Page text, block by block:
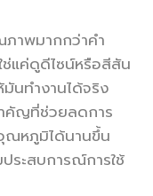
าพมากกว่าคำ
ช่แค่ดูดีไซน์หรือสีสัน
มันทำงานได้จริง
คัญที่ช่วยลดการ
ณหภูมิได้นานขึ้น
ระสบการณ์การใช้